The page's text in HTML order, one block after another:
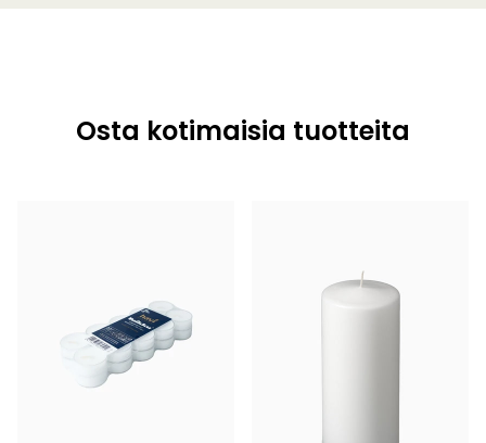
Osta kotimaisia tuotteita